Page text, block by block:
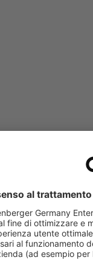
Iscriviti ora